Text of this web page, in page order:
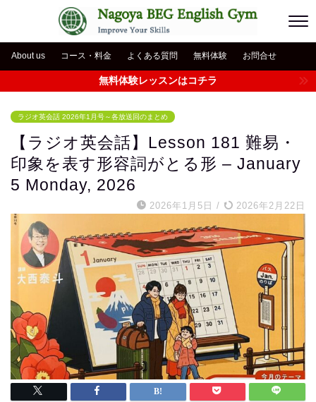
About us コース・料金 よくある質問 無料体験 お問合せ
無料体験レッスンはコチラ
ラジオ英会話 2026年1月号～各放送回のまとめ
【ラジオ英会話】Lesson 181 難易・
印象を表す形容詞がとる形 – January
5 Monday, 2026
2026年1月5日 / 2026年2月22日